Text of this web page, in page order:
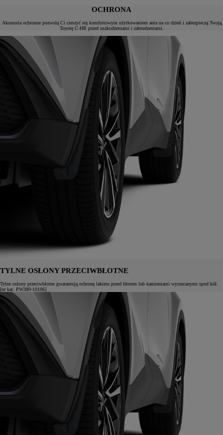
OCHRONA
Akcesoria ochronne pozwolą Ci cieszyć się komfortowym użytkowaniem auta na co dzień i zabezpieczą Twoją
Toyotę C-HR przed uszkodzeniami i zabrudzeniami.
TYLNE OSŁONY PRZECIWBŁOTNE
Tylne osłony przeciwbłotne gwarantują ochronę lakieru przed błotem lub kamieniami wyrzucanymi spod kół.
[nr kat. PW389-10106]